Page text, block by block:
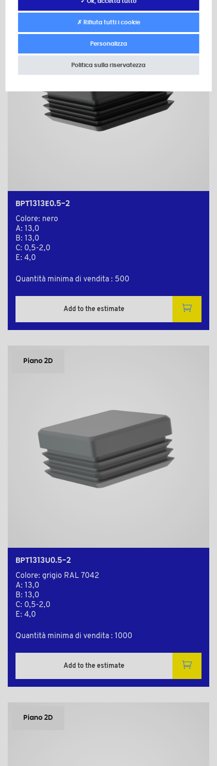
BPT1313E0.5-2
Colore: nero
A: 13,0
B: 13,0
C: 0,5-2,0
E: 4,0
Quantità minima di vendita : 500
Add to the estimate
Piano 2D
BPT1313U0.5-2
Colore: grigio RAL 7042
A: 13,0
B: 13,0
C: 0,5-2,0
E: 4,0
Quantità minima di vendita : 1000
Add to the estimate
Piano 2D
✗ Rifiuta tutti i cookie
Personalizza
Politica sulla riservatezza